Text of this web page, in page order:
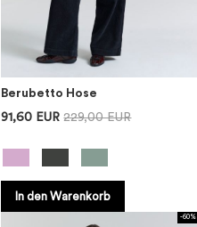
Berubetto Hose
91,60 EUR 229,00 EUR
In den Warenkorb
-60%